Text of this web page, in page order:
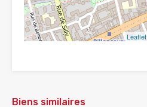
Leaflet
Biens similaires